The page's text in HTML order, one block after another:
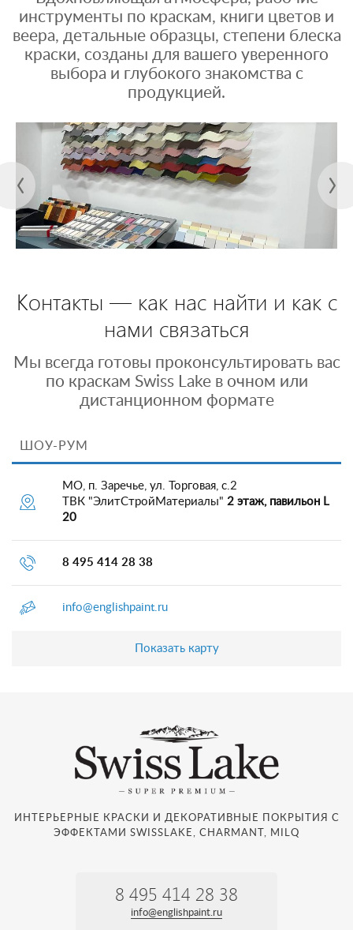
инструменты по краскам, книги цветов и
веера, детальные образцы, степени блеска
краски, созданы для вашего уверенного
выбора и глубокого знакомства с
продукцией.
Контакты — как нас найти и как с
нами связаться
Мы всегда готовы проконсультировать вас
по краскам Swiss Lake в очном или
дистанционном формате
ШОУ-РУМ
МО, п. Заречье, ул. Торговая, с.2
ТВК "ЭлитСтройМатериалы" 2 этаж, павильон L
20
8 495 414 28 38
info@englishpaint.ru
Показать карту
ИНТЕРЬЕРНЫЕ КРАСКИ И ДЕКОРАТИВНЫЕ ПОКРЫТИЯ С
ЭФФЕКТАМИ SWISSLAKE, CHARMANT, MILQ
8 495 414 28 38
info@englishpaint.ru